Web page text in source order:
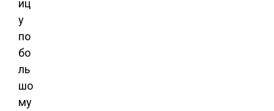
иц
у
по
бо
ль
шо
му